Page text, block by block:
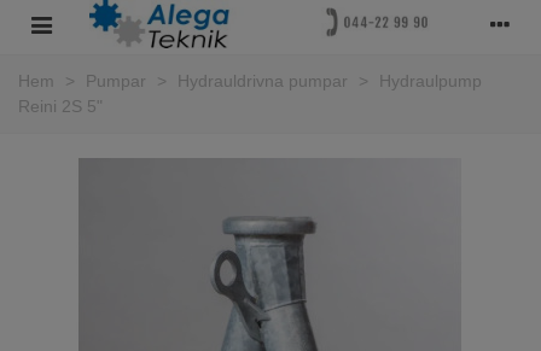
Hem > Pumpar > Hydrauldrivna pumpar >
Hydraulpump
Reini 2S 5"